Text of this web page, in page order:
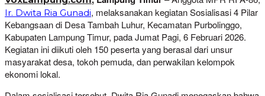
Ir. Dwita Ria Gunadi, melaksanakan kegiatan Sosialisasi 4 Pilar
Kebangsaan di Desa Tambah Luhur, Kecamatan Purbolinggo,
Kabupaten Lampung Timur, pada Jumat Pagi, 6 Februari 2026.
Kegiatan ini diikuti oleh 150 peserta yang berasal dari unsur
masyarakat desa, tokoh pemuda, dan perwakilan kelompok
ekonomi lokal.